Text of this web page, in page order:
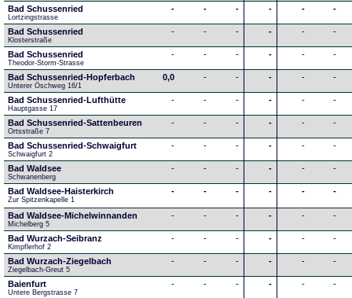
Bad Schussenried
Lortzingstrasse
- - - - - -
Bad Schussenried
Klosterstraße
- - - - - -
Bad Schussenried
Theodor-Storm-Strasse
- - - - - -
Bad Schussenried-Hopferbach
Unterer Öschweg 16/1
0,0 - - - - -
Bad Schussenried-Lufthütte
Hauptgasse 17
- - - - - -
Bad Schussenried-Sattenbeuren
Ortsstraße 7
- - - - - -
Bad Schussenried-Schwaigfurt
Schwaigfurt 2
- - - - - -
Bad Waldsee
Schwanenberg
- - - - - -
Bad Waldsee-Haisterkirch
Zur Spitzenkapelle 1
- - - - - -
Bad Waldsee-Michelwinnanden
Michelberg 5
- - - - - -
Bad Wurzach-Seibranz
Kimpflerhof 2
- - - - - -
Bad Wurzach-Ziegelbach
Ziegelbach-Greut 5
- - - - - -
Baienfurt
Untere Bergstrasse 7
- - - - - -